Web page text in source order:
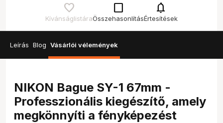
Kívánságlistára
check_box_outline_blank
Összehasonlítás
notifications
Értesítések
Leírás Blog Vásárlói vélemények
NIKON Bague SY-1 67mm -
Professzionális kiegészítő, amely
megkönnyíti a fényképezést